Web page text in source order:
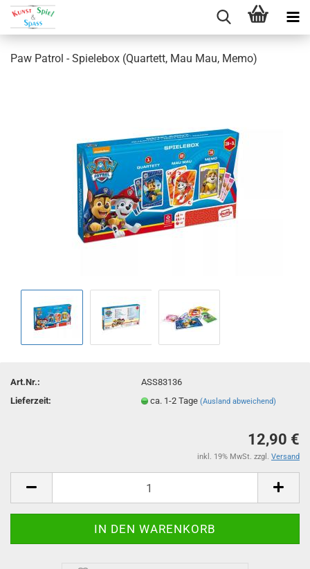
zum
Hauptinhalt
Paw Patrol - Spielebox (Quartett, Mau Mau, Memo)
Art.Nr.:
ASS83136
Lieferzeit:
ca. 1-2 Tage(Ausland abweichend)
12,90 €
inkl. 19% MwSt. zzgl. Versand